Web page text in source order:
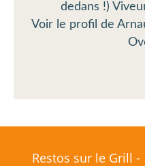
dedans !)
Voir le profil de
Restos sur le Grill